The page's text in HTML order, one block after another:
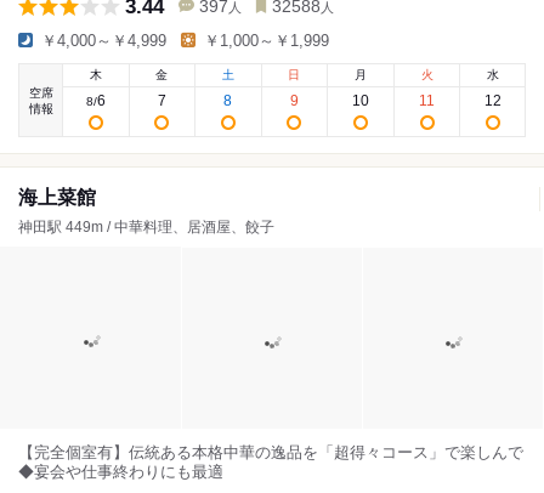
3.44 397 人 32588 人
￥4,000～￥4,999 ￥1,000～￥1,999
空席
情報
木
8/6
金
7
土
8
日
9
月
10
火
11
水
12
海上菜館
神田駅 449m / 中華料理、居酒屋、餃子
【完全個室有】伝統ある本格中華の逸品を「超得々コース」で楽しんで
◆宴会や仕事終わりにも最適